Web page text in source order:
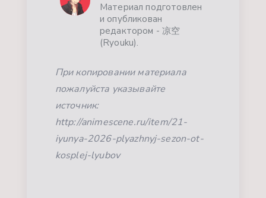
Материал подготовлен
и опубликован
редактором - 凉空
(Ryouku).
При копировании материала
пожалуйста указывайте
источник:
http://animescene.ru/item/21-
iyunya-2026-plyazhnyj-sezon-ot-
kosplej-lyubov